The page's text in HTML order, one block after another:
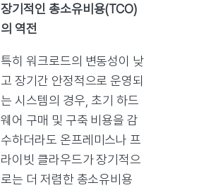
장기적인 총소유비용(TCO)
의 역전
특히 워크로드의 변동성이 낮
고 장기간 안정적으로 운영되
는 시스템의 경우, 초기 하드
웨어 구매 및 구축 비용을 감
수하더라도 온프레미스나 프
라이빗 클라우드가 장기적으
로는 더 저렴한 총소유비용